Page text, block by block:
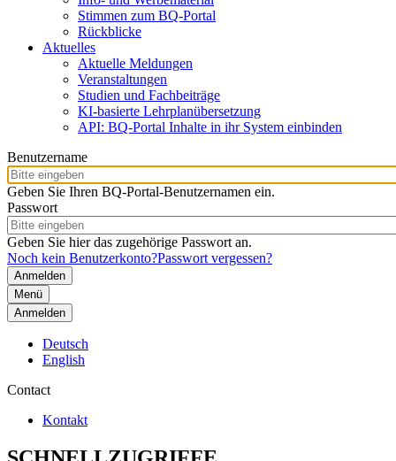
Stimmen zum BQ-Portal
Rückblicke
Aktuelles
Aktuelle Meldungen
Veranstaltungen
Studien und Fachbeiträge
KI-basierte Lehrplanübersetzung
API: BQ-Portal Inhalte in ihr System einbinden
Benutzername
Geben Sie Ihren BQ-Portal-Benutzernamen ein.
Passwort
Geben Sie hier das zugehörige Passwort an.
Noch kein Benutzerkonto?Passwort vergessen?
Menü
Anmelden
Deutsch
English
Contact
Kontakt